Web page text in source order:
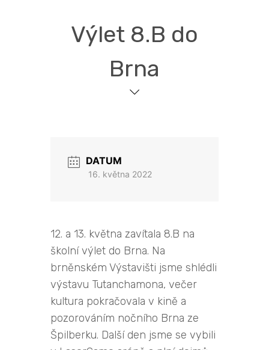
Výlet 8.B do
Brna
DATUM
16. května 2022
12. a 13. května zavítala 8.B na
školní výlet do Brna. Na
brněnském Výstavišti jsme shlédli
výstavu Tutanchamona, večer
kultura pokračovala v kině a
pozorováním nočního Brna ze
Špilberku. Další den jsme se vybili